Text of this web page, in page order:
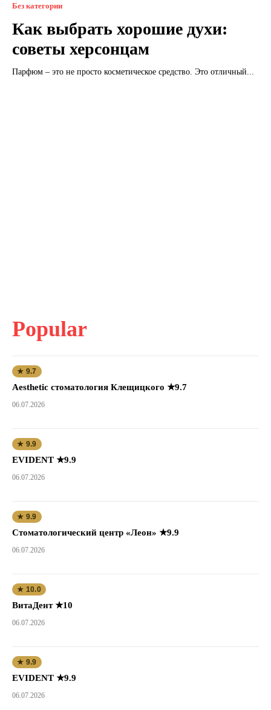
Без категории
Как выбрать хорошие духи:
советы херсонцам
Парфюм – это не просто косметическое средство. Это отличный...
Popular
★ 9.7
Aesthetic стоматология Клещицкого ★9.7
06.07.2026
★ 9.9
EVIDENT ★9.9
06.07.2026
★ 9.9
Стоматологический центр «Леон» ★9.9
06.07.2026
★ 10.0
ВитаДент ★10
06.07.2026
★ 9.9
EVIDENT ★9.9
06.07.2026